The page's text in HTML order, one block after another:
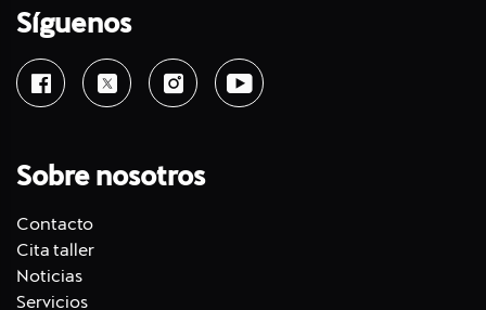
Síguenos
Sobre nosotros
Contacto
Cita taller
Noticias
Servicios